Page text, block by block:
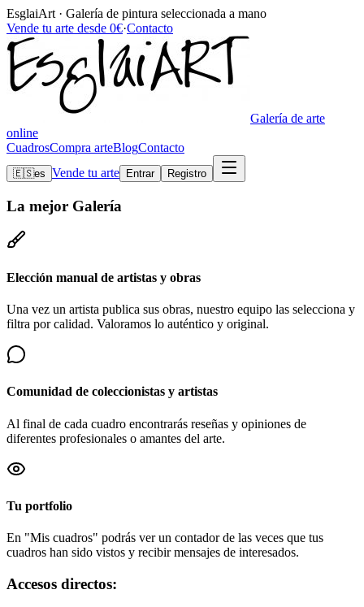
EsglaiArt · Galería de pintura seleccionada a mano
Vende tu arte desde 0€·Contacto
Galería de arte
online
CuadrosCompra arteBlogContacto
🇪🇸es Vende tu arte Entrar Registro
La mejor Galería
Elección manual de artistas y obras
Una vez un artista publica sus obras, nuestro equipo las selecciona y
filtra por calidad. Valoramos lo auténtico y original.
Comunidad de coleccionistas y artistas
Al final de cada cuadro encontrarás reseñas y opiniones de
diferentes profesionales o amantes del arte.
Tu portfolio
En "Mis cuadros" podrás ver un contador de las veces que tus
cuadros han sido vistos y recibir mensajes de interesados.
Accesos directos: